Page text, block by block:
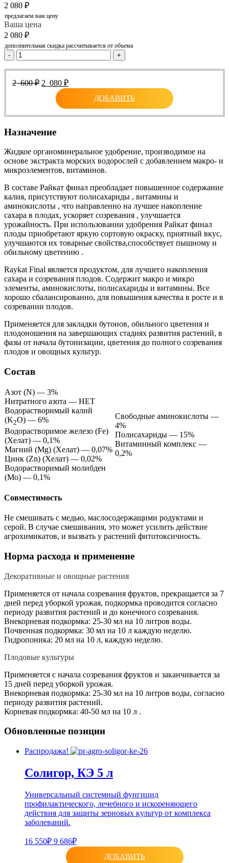
2 080 ₽
предлагаем вам цену
Ваша цена
2 080 ₽
дополнительная скидка рассчитывается от объема
- +
2 600₽ Первоначальная
составляла
600 ₽.
2 080 ₽Текущая
цена:
080 ₽.
ДОБАВИТЬ
Назначение
Жидкое органоминеральное удобрение, производимое на
основе экстракта морских водорослей с добавлением макро- и
микроэлементов, витаминов.
В составе Райкат финал преобладает повышенное содержание
калия, присутствуют полисахариды , витамины и
аминокислоты , что направленно на лучшее накопление
сахара в плодах, ускоряет созревания , улучшается
урожайность. При использовании удобрения Райкат финал
плоды приобретают яркую сортовую окраску, приятный вкус,
улучшаются их товарные свойства,способствует пышному и
обильному цветению .
Raykat Final является продуктом, для лучшего накопления
сахара и созревания плодов. Содержит макро и микро
элементы, аминокислоты, полисахариды и витамины. Все
хорошо сбалансированно, для повышения качества в росте и в
созревании плодов.
Применяется для закладки бутонов, обильного цветения и
плодоношения на завершающих стадиях развития растений, в
фазы от начала бутонизации, цветения до полного созревания
плодов и овощных культур.
Состав
Азот (N) — 3%
Нитратного азота — НЕТ
Водорастворимый калий
(K2O) — 6%
Водорастворимое железо (Fe)
(Хелат) — 0,1%
Магний (Mg) (Хелат) — 0,07%
Цинк (Zn) (Хелат) — 0,02%
Водорастворимый молибден
(Мо) — 0,1%
Свободные аминокислоты —
4%
Полисахариды — 15%
Витаминный комплекс —
0,2%
Совместимость
Не смешивать с медью, маслосодержащими родуктами и
серой. В случае смешивания, это может усилить действие
агрохимикатов, и вызвать у растений фитотоксичность.
Норма расхода и применение
Декоративные и овощные растения
Применяется от начала созревания фруктов, прекращается за 7
дней перед уборкой урожая, подкормка проводится согласно
периоду развития растений и до конечного созревания.
Внекорневая подкормка: 25-30 мл на 10 литров воды.
Почвенная подкормка: 30 мл на 10 л каждую неделю.
Гидропоника: 20 мл на 10 л, каждую неделю.
Плодовые культуры
Применяется с начала созревания фруктов и заканчивается за
15 дней перед уборкой урожая.
Внекорневая подкормка: 25-30 мл на 10 литров воды, согласно
периоду развития растений.
Корневая подкормка: 40-50 мл на 10 л .
Обновленные позиции
Распродажа!
Солигор, КЭ 5 л
Универсальный системный фунгицид
профилактического, лечебного и искореняющего
действия для защиты зерновых культур от комплекса
заболеваний.
16 550₽ 9 686₽
ДОБАВИТЬ